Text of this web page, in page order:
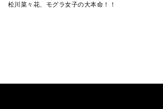
松川菜々花、モグラ女子の大本命！！